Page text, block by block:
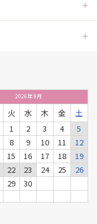
2026年9月
火 水 木 金
土
1
2 3 4
5
8 9 10 11
12
15 16 17 18
19
22 23 24 25
26
29 30